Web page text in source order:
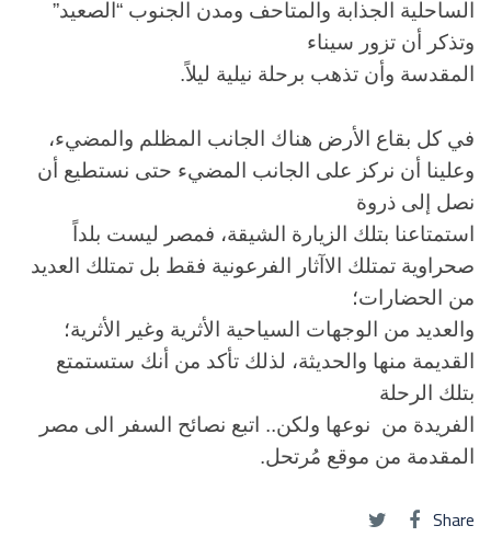
الساحلية الجذابة والمتاحف ومدن الجنوب “الصعيد”
وتذكر أن تزور سيناء
المقدسة وأن تذهب برحلة نيلية ليلاً.
في كل بقاع الأرض هناك الجانب المظلم والمضيء،
وعلينا أن نركز على الجانب المضيء حتى نستطيع أن
نصل إلى ذروة
استمتاعنا بتلك الزيارة الشيقة، فمصر ليست بلداً
صحراوية تمتلك الاآثار الفرعونية فقط بل تمتلك العديد
من الحضارات؛
والعديد من الوجهات السياحية الأثرية وغير الأثرية؛
القديمة منها والحديثة، لذلك تأكد من أنك ستستمتع
بتلك الرحلة
الفريدة من نوعها ولكن.. اتبع نصائح السفر الى مصر
المقدمة من موقع مُرتحل.
Share